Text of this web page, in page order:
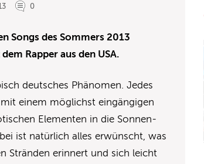
0
Songs des Sommers 2013
Rapper aus den USA.
deutsches Phänomen. Jedes
einem möglichst eingängigen
Elementen in die Sonnen-
ist natürlich alles erwünscht, was
Stränden erinnert und sich leicht